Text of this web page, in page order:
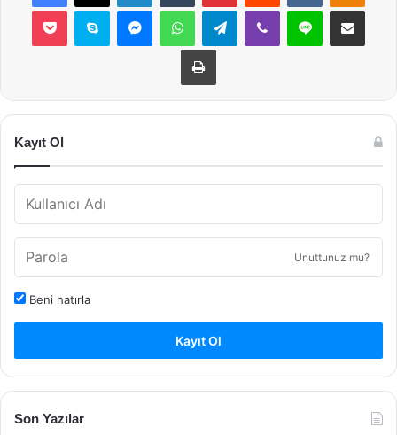
Pocket Skype MessengerWhatsAppTelegramViber Line E-Posta ile
Yazdır
Kayıt Ol
Unuttunuz mu?
Beni hatırla
Kayıt Ol
Son Yazılar